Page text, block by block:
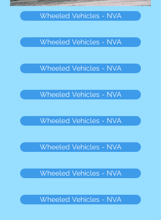
Wheeled Vehicles - NVA
Wheeled Vehicles - NVA
Wheeled Vehicles - NVA
Wheeled Vehicles - NVA
Wheeled Vehicles - NVA
Wheeled Vehicles - NVA
Wheeled Vehicles - NVA
Wheeled Vehicles - NVA